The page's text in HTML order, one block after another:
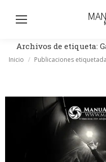
Archivos de etiqueta:
Estás aquí:
Inicio Publicaciones